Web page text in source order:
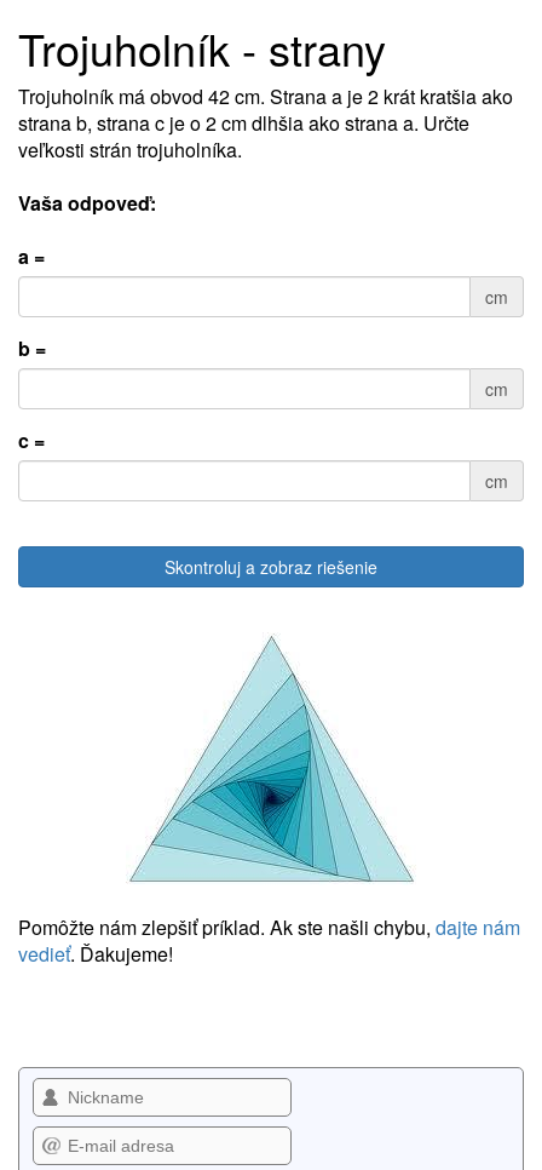
Trojuholník - strany
Trojuholník má obvod 42 cm. Strana a je 2 krát kratšia ako
strana b, strana c je o 2 cm dlhšia ako strana a. Určte
veľkosti strán trojuholníka.
Vaša odpoveď:
a =
cm
b =
cm
c =
cm
Skontroluj a zobraz riešenie
Pomôžte nám zlepšiť príklad. Ak ste našli chybu, dajte nám
vedieť. Ďakujeme!